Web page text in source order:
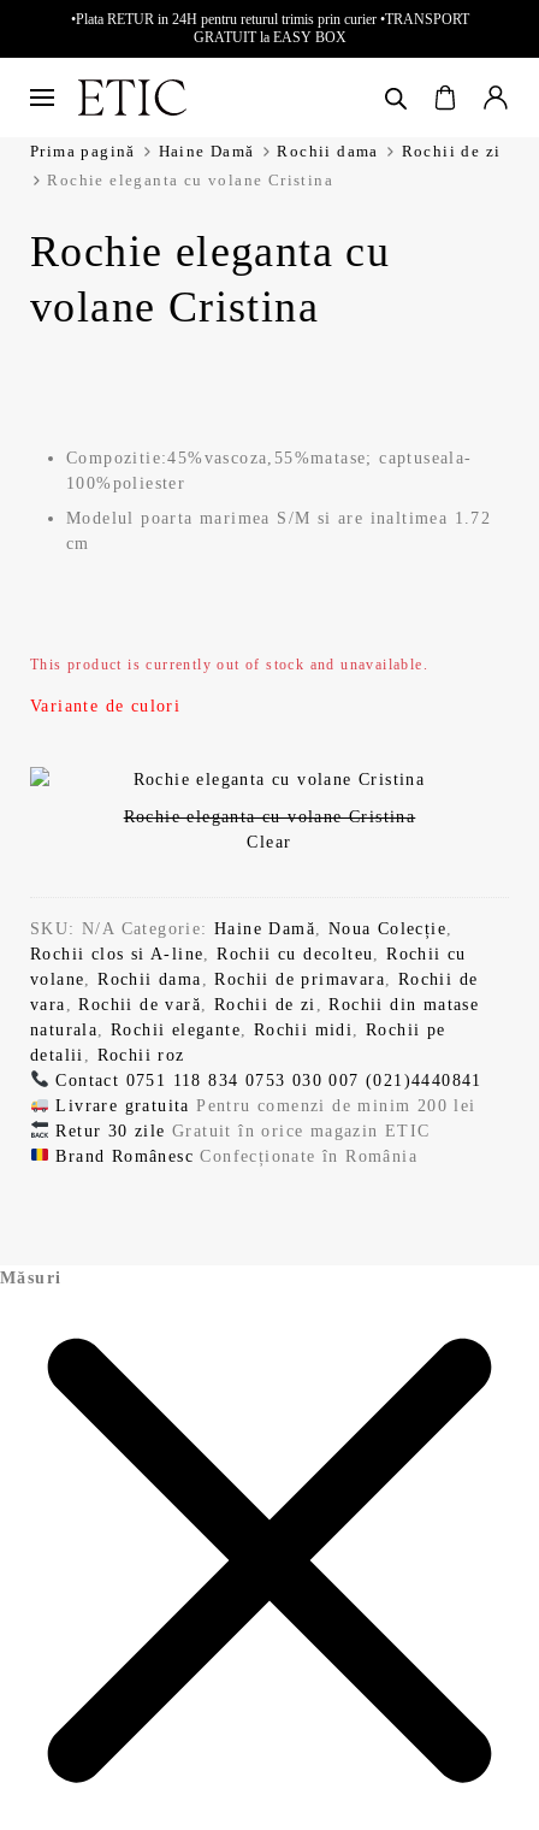
•Plata RETUR in 24H pentru returul trimis prin curier •TRANSPORT
GRATUIT la EASY BOX
Prima pagină Haine Damă Rochii dama
Rochii de zi
Rochie eleganta cu volane Cristina
Rochie eleganta cu
volane Cristina
Compozitie:45%vascoza,55%matase; captuseala-
100%poliester
Modelul poarta marimea S/M si are inaltimea 1.72
cm
This product is currently out of stock and unavailable.
Variante de culori
Rochie eleganta cu volane Cristina
Clear
SKU: N/A Categorie: Haine Damă, Noua Colecție,
Rochii clos si A-line,Rochii cu decolteu,Rochii cu
volane,Rochii dama ,Rochii de primavara, Rochii de
vara ,Rochii de vară, Rochii de zi ,Rochii din matase
naturala,Rochii elegante, Rochii midi,Rochii pe
detalii , Rochii roz
Contact 0751 118 834 0753 030 007 (021)4440841
Livrare gratuitaPentru comenzi de minim 200 lei
Retur 30 zile Gratuit în orice magazin ETIC
Brand RomânescConfecționate în România
Măsuri